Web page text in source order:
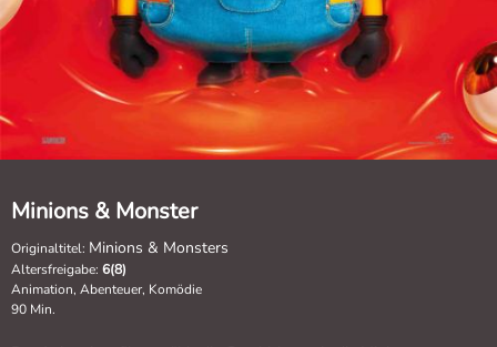
Minions & Monster
Originaltitel: Minions & Monsters
Altersfreigabe: 6(8)
Animation, Abenteuer, Komödie
90 Min.